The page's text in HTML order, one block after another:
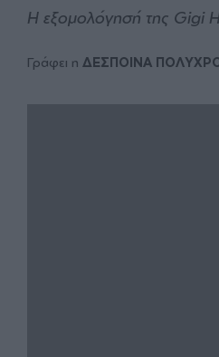
H εξομολόγησή της Gigi
Γράφει η ΔΕΣΠΟΙΝΑ